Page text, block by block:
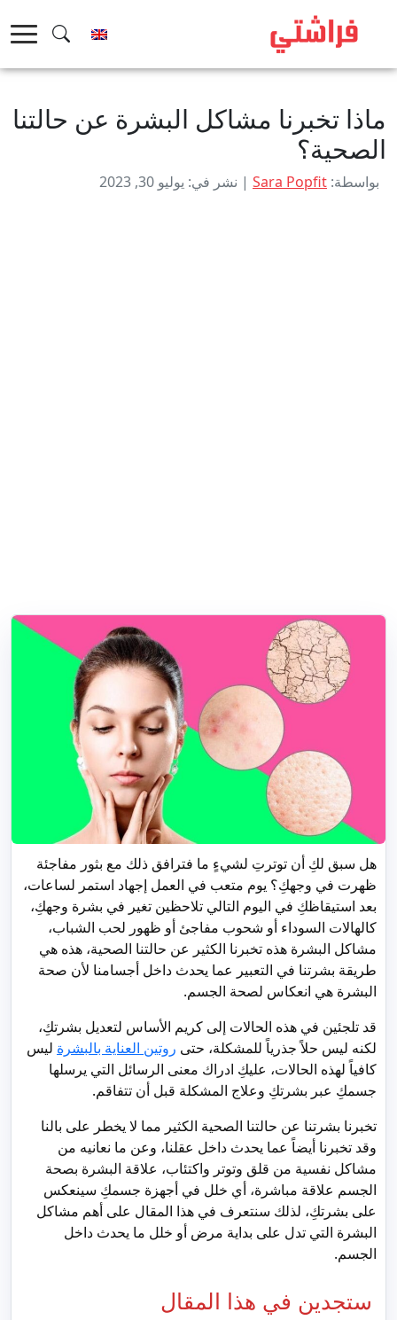
ماذا تخبرنا مشاكل البشرة عن حالتنا
الصحية؟
بواسطة: Sara Popfit | نشر في: يوليو 30, 2023
هل سبق لكِ أن توترتِ لشيءٍ ما فترافق ذلك مع بثور مفاجئة
ظهرت في وجهكِ؟ يوم متعب في العمل إجهاد استمر لساعات،
بعد استيقاظكِ في اليوم التالي تلاحظين تغير في بشرة وجهكِ،
كالهالات السوداء أو شحوب مفاجئ أو ظهور لحب الشباب،
مشاكل البشرة هذه تخبرنا الكثير عن حالتنا الصحية، هذه هي
طريقة بشرتنا في التعبير عما يحدث داخل أجسامنا لأن صحة
البشرة هي انعكاس لصحة الجسم.
قد تلجئين في هذه الحالات إلى كريم الأساس لتعديل بشرتكِ،
لكنه ليس حلاً جذرياً للمشكلة، حتى روتين العناية بالبشرة ليس
كافياً لهذه الحالات، عليكِ ادراك معنى الرسائل التي يرسلها
جسمكِ عبر بشرتكِ وعلاج المشكلة قبل أن تتفاقم.
تخبرنا بشرتنا عن حالتنا الصحية الكثير مما لا يخطر على بالنا
وقد تخبرنا أيضاً عما يحدث داخل عقلنا، وعن ما نعانيه من
مشاكل نفسية من قلق وتوتر واكتئاب، علاقة البشرة بصحة
الجسم علاقة مباشرة، أي خلل في أجهزة جسمكِ سينعكس
على بشرتكِ، لذلك سنتعرف في هذا المقال على أهم مشاكل
البشرة التي تدل على بداية مرض أو خلل ما يحدث داخل
الجسم.
ستجدين في هذا المقال